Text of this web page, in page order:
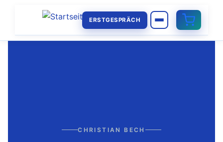
ERSTGESPRÄCH
CHRISTIAN BECH